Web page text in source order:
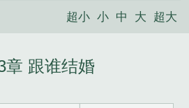
超小 小 中 大 超大
章 跟谁结婚